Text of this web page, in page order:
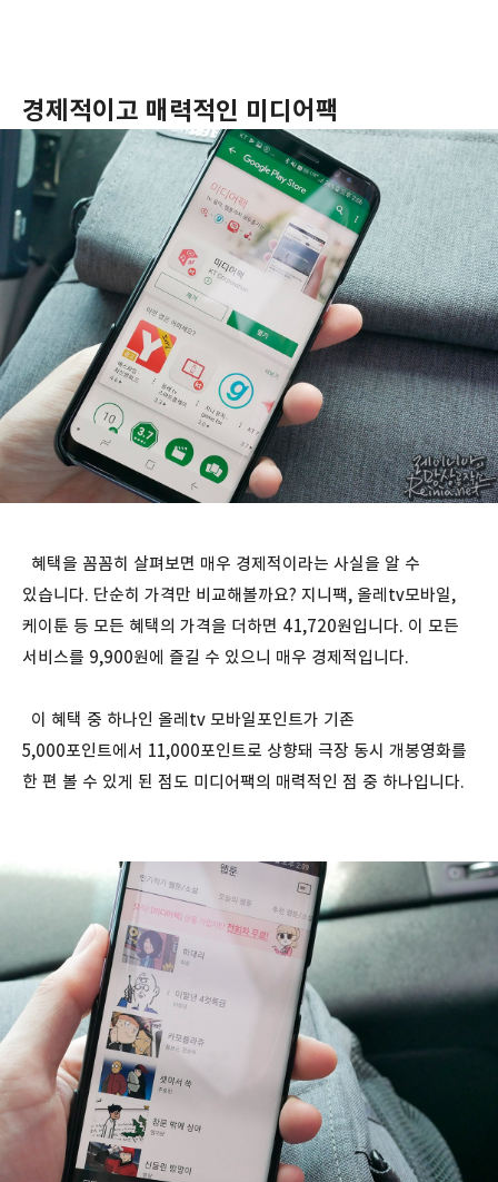
경제적이고 매력적인 미디어팩
혜택을 꼼꼼히 살펴보면 매우 경제적이라는 사실을 알 수
있습니다. 단순히 가격만 비교해볼까요? 지니팩, 올레tv모바일,
케이툰 등 모든 혜택의 가격을 더하면 41,720원입니다. 이 모든
서비스를 9,900원에 즐길 수 있으니 매우 경제적입니다.
이 혜택 중 하나인 올레tv 모바일포인트가 기존
5,000포인트에서 11,000포인트로 상향돼 극장 동시 개봉영화를
한 편 볼 수 있게 된 점도 미디어팩의 매력적인 점 중 하나입니다.